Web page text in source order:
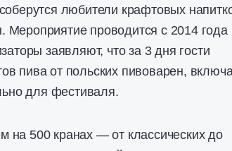
любители крафтовых
Мероприятие проводится с 2014 года
заявляют, что за 3 дня гости
пива от польских пивоварен,
для фестиваля.
на 500 кранах — от классических до